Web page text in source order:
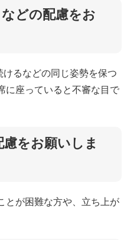
どの配慮をお
るなどの同じ姿勢を保つ
に座っていると不審な目で
をお願いしま
とが困難な方や、立ち上が